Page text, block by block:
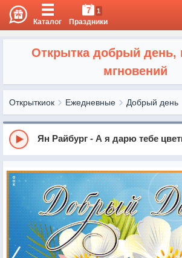
Каталог
7 1
Праздники
Открытка добрый день,
мгновений
Открыткиок Ежедневные Добрый день
Ян Райбург - А я дарю тебе